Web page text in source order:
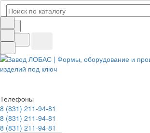
Телефоны
8 (831) 211-94-81
8 (831) 211-94-81
8 (831) 211-94-81